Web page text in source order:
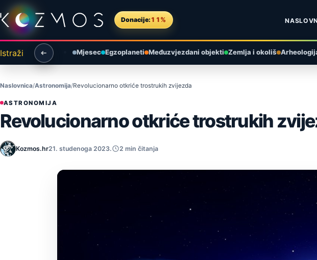
Preskoči na sadržaj
Donacije: 11%
Istraži Mjesec Egzoplaneti Međuzvjezdani objekti Zemlja i okoliš
Naslovnica Astronomija Revolucionarno otkriće trostrukih zvijezda
ASTRONOMIJA
Revolucionarno otkriće trostrukih
Kozmos.hr21. studenoga 2023. 2 min čitanja